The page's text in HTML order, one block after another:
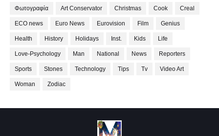
Φωτογραφία Art Conservator Christmas Cook Creal
ECO news Euro News Eurovision Film Genius
Health History Holidays Inst. Kids Life
Love-Psychology Man National News Reporters
Sports Stones Technology Tips Tv Video Art
Woman Zodiac